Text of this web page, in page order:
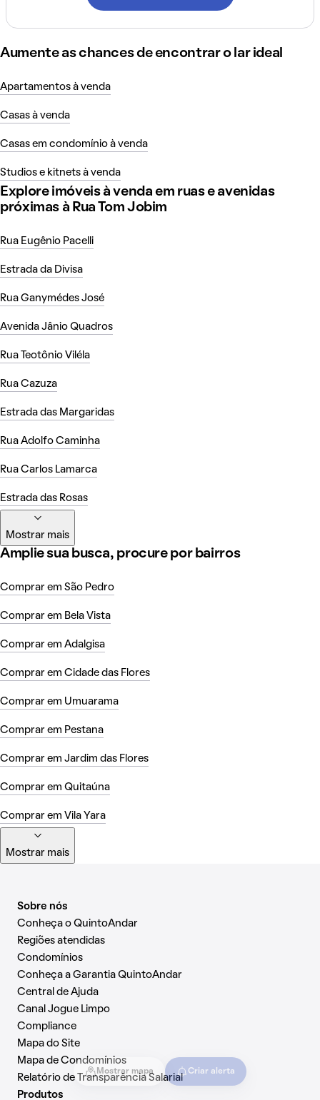
Mostrar mapa Criar alerta
Aumente as chances de encontrar o lar ideal
Apartamentos à venda
Casas à venda
Casas em condomínio à venda
Studios e kitnets à venda
Explore imóveis à venda em ruas e avenidas
próximas à Rua Tom Jobim
Rua Eugênio Pacelli
Estrada da Divisa
Rua Ganymédes José
Avenida Jânio Quadros
Rua Teotônio Viléla
Rua Cazuza
Estrada das Margaridas
Rua Adolfo Caminha
Rua Carlos Lamarca
Estrada das Rosas
Mostrar mais
Amplie sua busca, procure por bairros
Comprar em São Pedro
Comprar em Bela Vista
Comprar em Adalgisa
Comprar em Cidade das Flores
Comprar em Umuarama
Comprar em Pestana
Comprar em Jardim das Flores
Comprar em Quitaúna
Comprar em Vila Yara
Mostrar mais
Sobre nós
Conheça o QuintoAndar
Regiões atendidas
Condomínios
Conheça a Garantia QuintoAndar
Central de Ajuda
Canal Jogue Limpo
Compliance
Mapa do Site
Mapa de Condomínios
Relatório de Transparência Salarial
Produtos